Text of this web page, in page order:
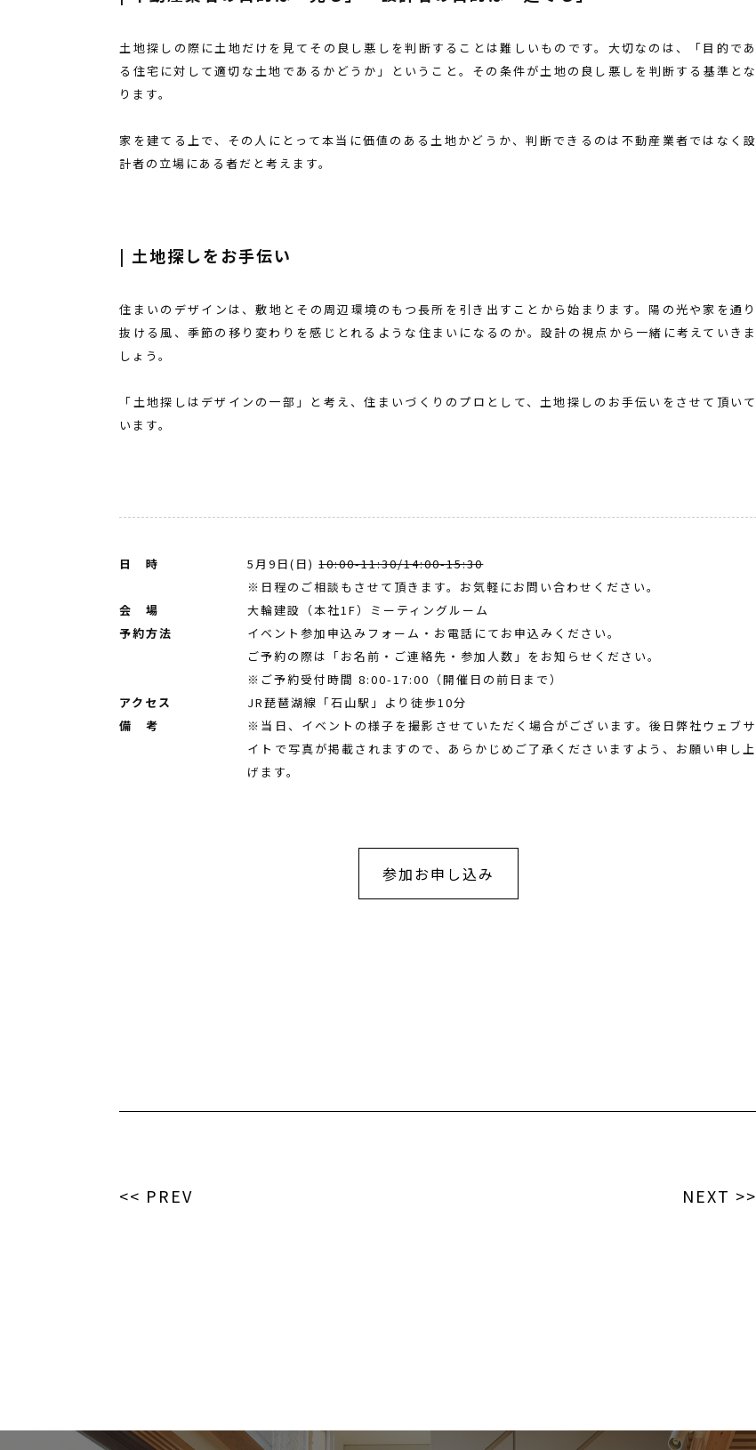
土地探しの際に土地だけを見てその良し悪しを判断することは難しいものです。大切なのは、「目的であ
る住宅に対して適切な土地であるかどうか」ということ。その条件が土地の良し悪しを判断する基準とな
ります。
家を建てる上で、その人にとって本当に価値のある土地かどうか、判断できるのは不動産業者ではなく設
計者の立場にある者だと考えます。
| 土地探しをお手伝い
住まいのデザインは、敷地とその周辺環境のもつ長所を引き出すことから始まります。陽の光や家を通り
抜ける風、季節の移り変わりを感じとれるような住まいになるのか。設計の視点から一緒に考えていきま
しょう。
「土地探しはデザインの一部」と考え、住まいづくりのプロとして、土地探しのお手伝いをさせて頂いて
います。
日 時 5月9日(日)10:00-11:30/14:00-15:30
※日程のご相談もさせて頂きます。お気軽にお問い合わせください。
会 場
大輪建設（本社1F）ミーティングルーム
予約方法
イベント参加申込みフォーム・お電話にてお申込みください。
ご予約の際は「お名前・ご連絡先・参加人数」をお知らせください。
※ご予約受付時間 8:00-17:00（開催日の前日まで）
アクセス
JR琵琶湖線「石山駅」より徒歩10分
備 考
※当日、イベントの様子を撮影させていただく場合がございます。後日弊社ウェブサ
イトで写真が掲載されますので、あらかじめご了承くださいますよう、お願い申し上
げます。
参加お申し込み
<< PREV NEXT >>